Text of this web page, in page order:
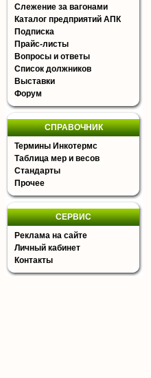
Слежение за вагонами
Каталог предприятий АПК
Подписка
Прайс-листы
Вопросы и ответы
Список должников
Выставки
Форум
СПРАВОЧНИК
Термины Инкотермс
Таблица мер и весов
Стандарты
Прочее
СЕРВИС
Реклама на сайте
Личный кабинет
Контакты